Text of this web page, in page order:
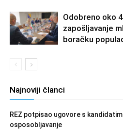
Odobreno oko
zapošljavanje
boračku
Najnoviji članci
REZ potpisao ugovore s
osposobljavanje